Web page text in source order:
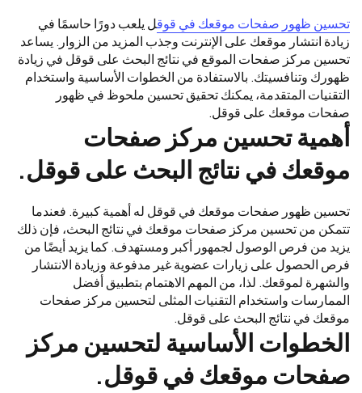
تحسين ظهور صفحات موقعك في قوقل يلعب دورًا حاسمًا في
زيادة انتشار موقعك على الإنترنت وجذب المزيد من الزوار. يساعد
تحسين مركز صفحات الموقع في نتائج البحث على قوقل في زيادة
ظهورك وتنافسيتك. بالاستفادة من الخطوات الأساسية واستخدام
التقنيات المتقدمة، يمكنك تحقيق تحسين ملحوظ في ظهور
صفحات موقعك على قوقل.
أهمية تحسين مركز صفحات
موقعك في نتائج البحث على قوقل.
تحسين ظهور صفحات موقعك في قوقل له أهمية كبيرة. فعندما
تتمكن من تحسين مركز صفحات موقعك في نتائج البحث، فإن ذلك
يزيد من فرص الوصول لجمهور أكبر ومستهدف. كما يزيد أيضًا من
فرص الحصول على زيارات عضوية غير مدفوعة وزيادة الانتشار
والشهرة لموقعك. لذا، من المهم الاهتمام بتطبيق أفضل
الممارسات واستخدام التقنيات المثلى لتحسين مركز صفحات
موقعك في نتائج البحث على قوقل.
الخطوات الأساسية لتحسين مركز
صفحات موقعك في قوقل.